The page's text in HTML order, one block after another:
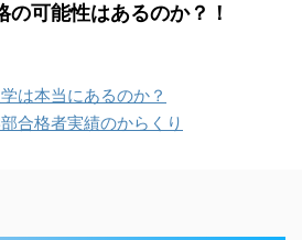
の可能性はあるのか？！
は本当にあるのか？
合格者実績のからくり